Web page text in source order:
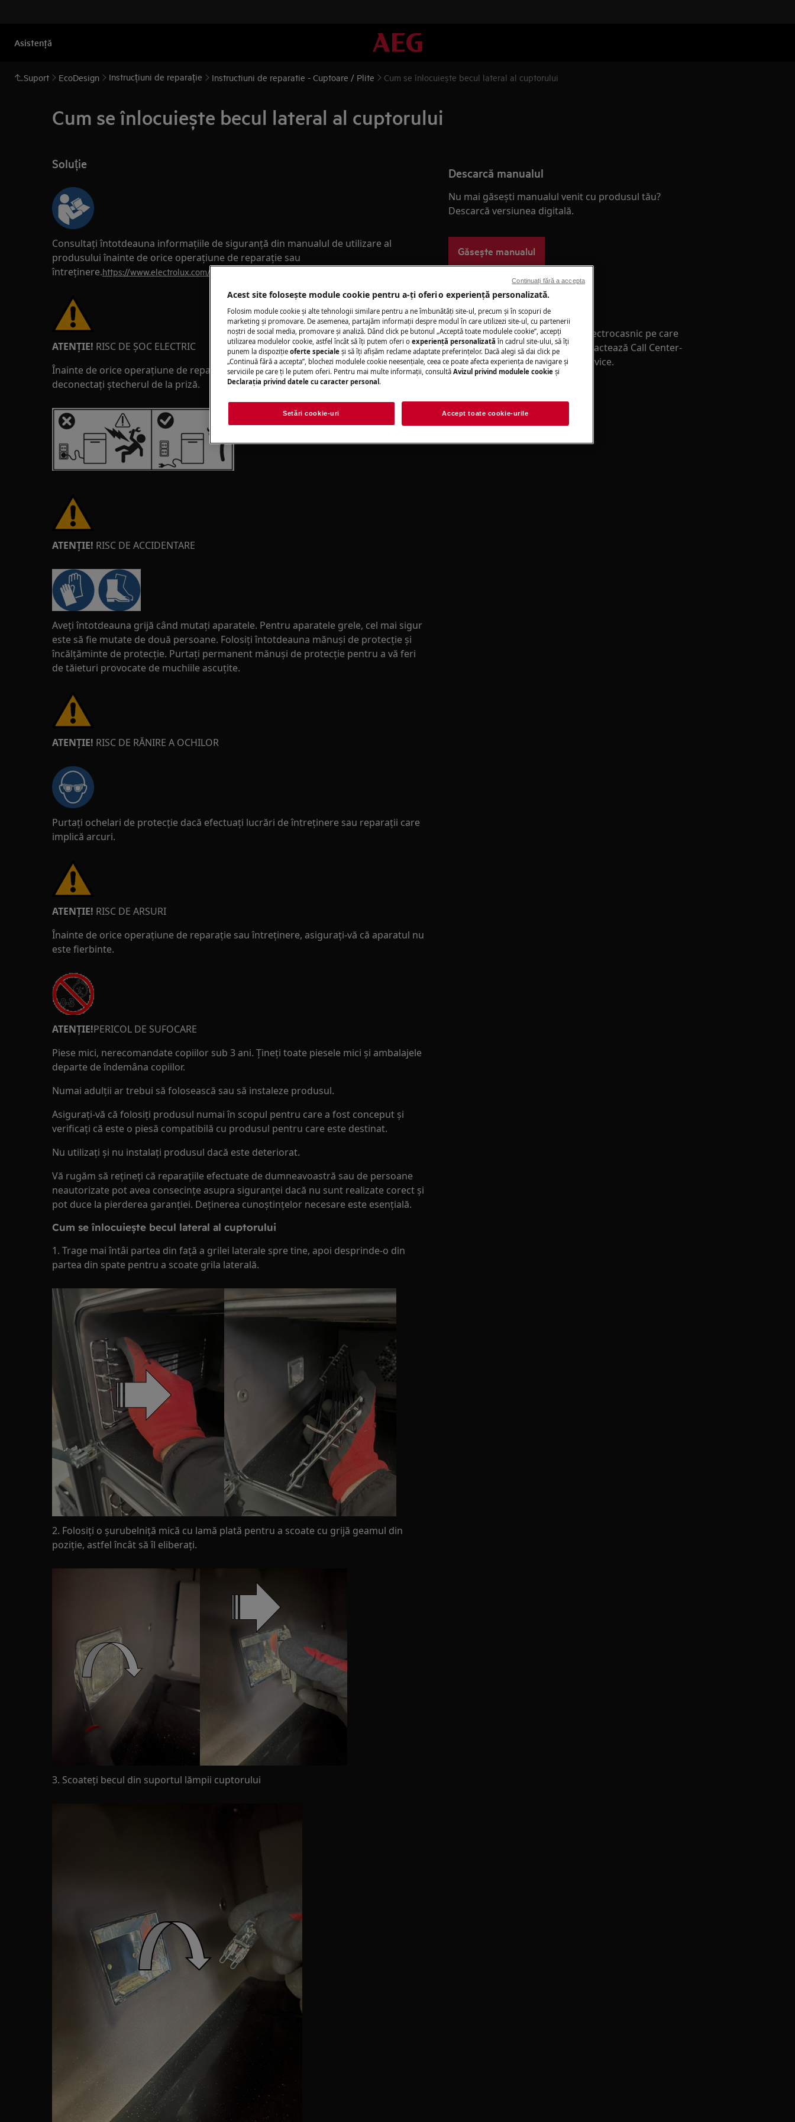
Asistenţă
Suport EcoDesign Instrucțiuni de reparație Instructiuni de reparatie - Cuptoare / Plite Cum se înlocuiește becul lateral al cuptorului
Cum se înlocuiește becul lateral al cuptorului
Soluție
Consultați întotdeauna informațiile de siguranță din manualul de utilizare al
produsului înainte de orice operațiune de reparație sau
întreținere.https://www.electrolux.com/support/user-manuals/
ATENȚIE! RISC DE ȘOC ELECTRIC
Înainte de orice operațiune de reparație sau întreținere, opriți aparatul și
deconectați ștecherul de la priză.
ATENȚIE! RISC DE ACCIDENTARE
Aveți întotdeauna grijă când mutați aparatele. Pentru aparatele grele, cel mai sigur
este să fie mutate de două persoane. Folosiți întotdeauna mănuși de protecție și
încălțăminte de protecție. Purtați permanent mănuși de protecție pentru a vă feri
de tăieturi provocate de muchiile ascuțite.
ATENȚIE! RISC DE RĂNIRE A OCHILOR
Purtați ochelari de protecție dacă efectuați lucrări de întreținere sau reparații care
implică arcuri.
ATENȚIE! RISC DE ARSURI
Înainte de orice operațiune de reparație sau întreținere, asigurați-vă că aparatul nu
este fierbinte.
ATENȚIE!PERICOL DE SUFOCARE
Piese mici, nerecomandate copiilor sub 3 ani. Țineți toate piesele mici și ambalajele
departe de îndemâna copiilor.
Numai adulții ar trebui să folosească sau să instaleze produsul.
Asigurați-vă că folosiți produsul numai în scopul pentru care a fost conceput și
verificați că este o piesă compatibilă cu produsul pentru care este destinat.
Nu utilizați și nu instalați produsul dacă este deteriorat.
Vă rugăm să rețineți că reparațiile efectuate de dumneavoastră sau de persoane
neautorizate pot avea consecințe asupra siguranței dacă nu sunt realizate corect și
pot duce la pierderea garanției. Deținerea cunoștințelor necesare este esențială.
Cum se înlocuiește becul lateral al cuptorului
1. Trage mai întâi partea din față a grilei laterale spre tine, apoi desprinde-o din
partea din spate pentru a scoate grila laterală.
2. Folosiți o șurubelniță mică cu lamă plată pentru a scoate cu grijă geamul din
poziție, astfel încât să îl eliberați.
3. Scoateți becul din suportul lămpii cuptorului
Descarcă manualul
Nu mai găsești manualul venit cu produsul tău?
Descarcă versiunea digitală.
Găsește manualul
Solicită asistenţă service
Ai o problemă cu aparatul tău electrocasnic pe care
nu o poţi rezolva singur(ă)? Contactează Call Center-
ul aeg și solicită o intervenţie service.
Rezervați servicii
Acest site folosește module cookie pentru a-ţi oferi o experienţă personalizată.
Folosim module cookie și alte tehnologii similare pentru a ne îmbunătăţi site-ul, precum și în scopuri de
marketing și promovare. De asemenea, partajăm informaţii despre modul în care utilizezi site-ul, cu partenerii
noștri de social media, promovare și analiză. Dând click pe butonul „Acceptă toate modulele cookie”, accepţi
utilizarea modulelor cookie, astfel încât să îţi putem oferi o experienţă personalizată în cadrul site-ului, să îţi
punem la dispoziţie oferte speciale și să îţi afișăm reclame adaptate preferinţelor. Dacă alegi să dai click pe
„Continuă fără a accepta”, blochezi modulele cookie neesenţiale, ceea ce poate afecta experienţa de navigare și
serviciile pe care ţi le putem oferi. Pentru mai multe informaţii, consultă Avizul privind modulele cookie și
Declaraţia privind datele cu caracter personal .
Setări cookie-uri Accept toate cookie-urile
Continuați fără a accepta